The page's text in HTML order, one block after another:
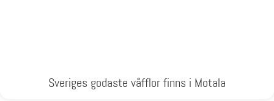
Sveriges godaste våfflor finns i Motala